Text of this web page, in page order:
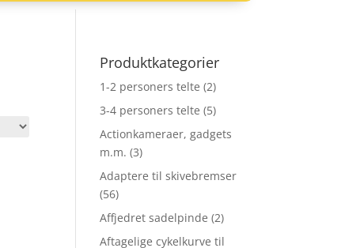
Produktkategorier
1-2 personers telte (2)
3-4 personers telte (5)
Actionkameraer, gadgets
m.m. (3)
Adaptere til skivebremser
(56)
Affjedret sadelpinde (2)
Aftagelige cykelkurve til